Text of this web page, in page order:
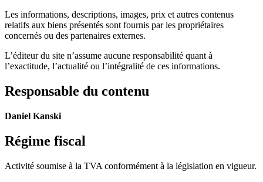
Les informations, descriptions, images, prix et autres contenus
relatifs aux biens présentés sont fournis par les propriétaires
concernés ou des partenaires externes.
L’éditeur du site n’assume aucune responsabilité quant à
l’exactitude, l’actualité ou l’intégralité de ces informations.
Responsable du contenu
Daniel Kanski
Régime fiscal
Activité soumise à la TVA conformément à la législation en vigueur.